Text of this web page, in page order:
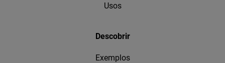
Usos
Descobrir
Exemplos